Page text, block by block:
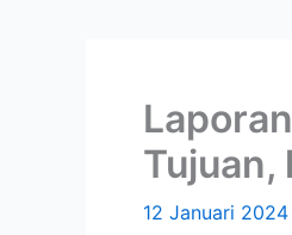
Tujuan,
12 Januari 2024